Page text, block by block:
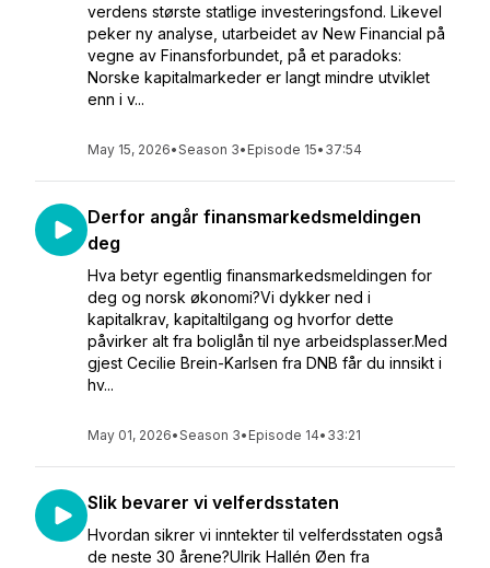
verdens største statlige investeringsfond. Likevel
peker ny analyse, utarbeidet av New Financial på
vegne av Finansforbundet, på et paradoks:
Norske kapitalmarkeder er langt mindre utviklet
enn i v...
May 15, 2026•Season 3• Episode 15• 37:54
Derfor angår finansmarkedsmeldingen
deg
Hva betyr egentlig finansmarkedsmeldingen for
deg og norsk økonomi?Vi dykker ned i
kapitalkrav, kapitaltilgang og hvorfor dette
påvirker alt fra boliglån til nye arbeidsplasser.Med
gjest Cecilie Brein-Karlsen fra DNB får du innsikt i
hv...
May 01, 2026•Season 3• Episode 14• 33:21
Slik bevarer vi velferdsstaten
Hvordan sikrer vi inntekter til velferdsstaten også
de neste 30 årene?Ulrik Hallén Øen fra